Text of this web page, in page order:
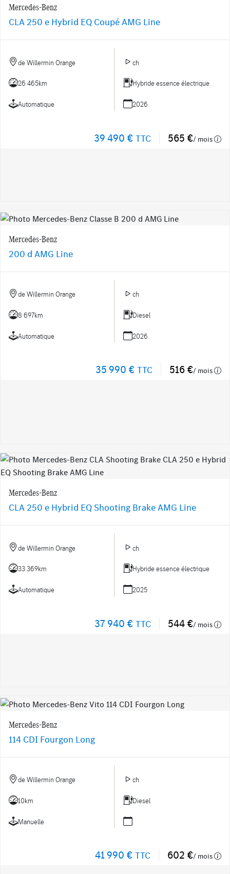
Mercedes-Benz
CLA 250 e Hybrid EQ Coupé AMG Line
de Willermin Orange ch
26 465km Hybride essence électrique
Automatique 2026
39 490 € TTC 565 €/ mois
Mercedes-Benz
200 d AMG Line
de Willermin Orange ch
8 697km Diesel
Automatique 2026
35 990 € TTC 516 €/ mois
Mercedes-Benz
CLA 250 e Hybrid EQ Shooting Brake AMG Line
de Willermin Orange ch
33 369km Hybride essence électrique
Automatique 2025
37 940 € TTC 544 €/ mois
Mercedes-Benz
114 CDI Fourgon Long
de Willermin Orange ch
10km Diesel
Manuelle
41 990 € TTC 602 €/ mois